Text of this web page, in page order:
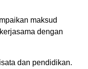
maksud
dengan
dan pendidikan.